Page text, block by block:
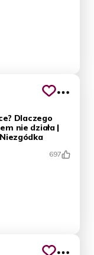
Dlaczego
nie działa |
697